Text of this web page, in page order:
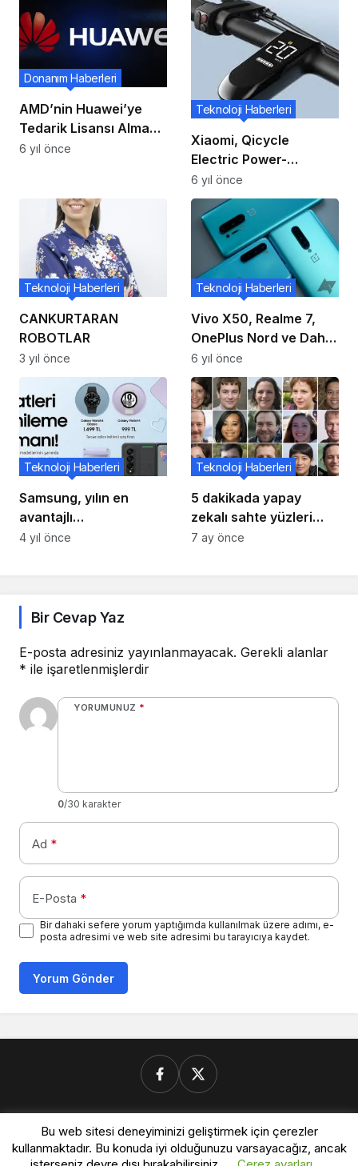
AMD’nin Huawei’ye
Tedarik Lisansı Almayı
Başardığı Öne Sürüldü!
Donanım Haberleri
6 yıl önce
Xiaomi, Qicycle
Electric Power-
Assisted Bicycle
National Standard
Edition’ı Piyasaya
Sürdü
Teknoloji Haberleri
6 yıl önce
CANKURTARAN
ROBOTLAR
Teknoloji Haberleri
3 yıl önce
Vivo X50, Realme 7,
OnePlus Nord ve Daha
Pek Çoğu, AR İçin
Google Play Hizmetleri
İçin Destek Alıyor
Teknoloji Haberleri
6 yıl önce
Samsung, yılın en
avantajlı
kampanyalarını ‘Galaxy
Teknoloji Haberleri
4 yıl önce
5 dakikada yapay
zekalı sahte yüzleri
ayırt etme yöntemi
Teknoloji Haberleri
7 ay önce
Bir Cevap Yaz
E-posta adresiniz yayınlanmayacak. Gerekli alanlar
* ile işaretlenmişlerdir
YORUMUNUZ *
0/30 karakter
Ad *
E-Posta *
Bir dahaki sefere yorum yaptığımda kullanılmak üzere adımı, e-
posta adresimi ve web site adresimi bu tarayıcıya kaydet.
Yorum Gönder
Donanimforum.com
Bu web sitesi deneyiminizi geliştirmek için çerezler
kullanmaktadır. Bu konuda iyi olduğunuzu varsayacağız, ancak